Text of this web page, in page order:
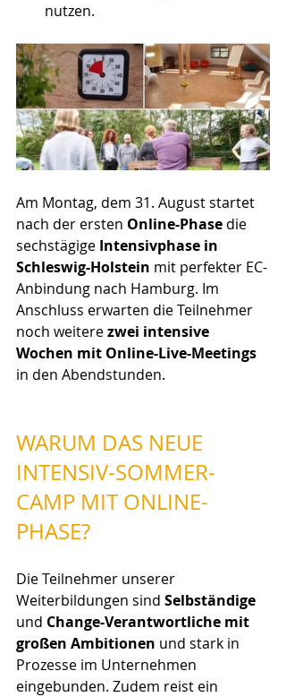
nutzen.
Am Montag, dem 31. August startet
nach der ersten Online-Phase die
sechstägige Intensivphase in
Schleswig-Holstein mit perfekter EC-
Anbindung nach Hamburg. Im
Anschluss erwarten die Teilnehmer
noch weitere zwei intensive
Wochen mit Online-Live-Meetings
in den Abendstunden.
WARUM DAS NEUE
INTENSIV-SOMMER-
CAMP MIT ONLINE-
PHASE?
Die Teilnehmer unserer
Weiterbildungen sind Selbständige
und Change-Verantwortliche mit
großen Ambitionen und stark in
Prozesse im Unternehmen
eingebunden. Zudem reist ein